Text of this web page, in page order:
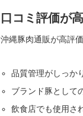
口コミ評価が
沖縄豚肉通販が高評
品質管理がしっか
ブランド豚として
飲食店でも使用さ